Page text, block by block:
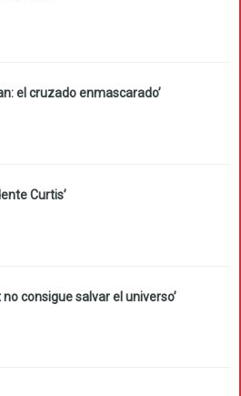
el cruzado enmascarado’
Curtis’
no consigue salvar el universo’